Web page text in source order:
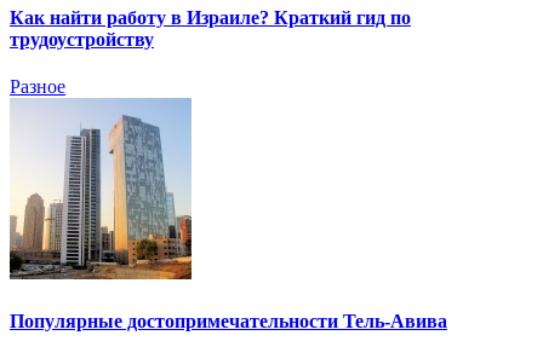
Как найти работу в Израиле? Краткий гид по
трудоустройству
Разное
Популярные достопримечательности Тель-Авива